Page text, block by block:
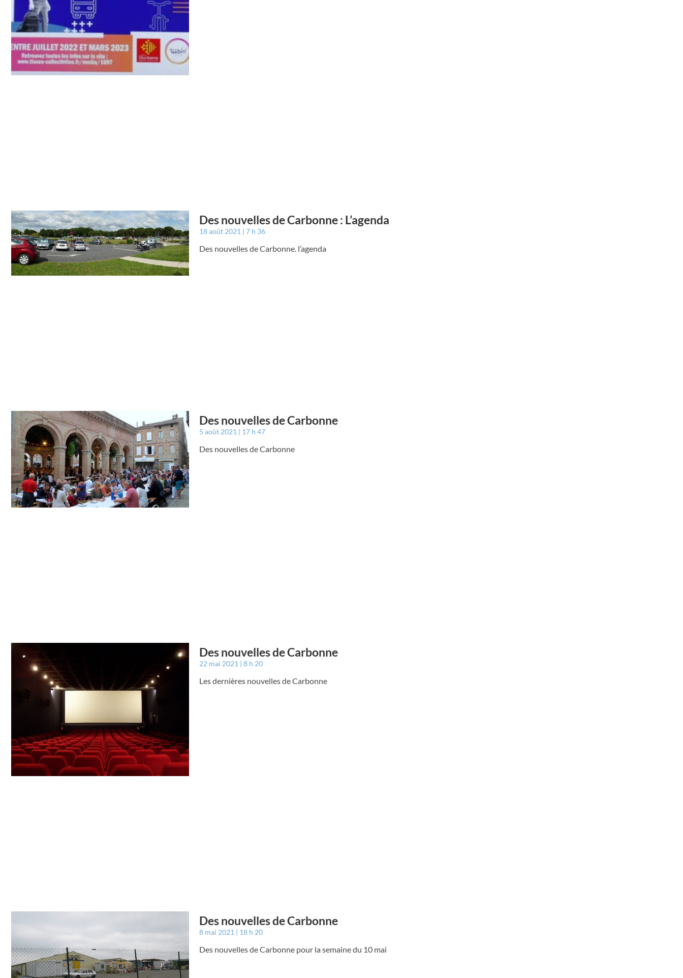
Des nouvelles de Carbonne : L’agenda
18 août 2021 7 h 36
Des nouvelles de Carbonne. l’agenda
Des nouvelles de Carbonne
5 août 2021 17 h 47
Des nouvelles de Carbonne
Des nouvelles de Carbonne
22 mai 2021 8 h 20
Les dernières nouvelles de Carbonne
Des nouvelles de Carbonne
8 mai 2021 18 h 20
Des nouvelles de Carbonne pour la semaine du 10 mai